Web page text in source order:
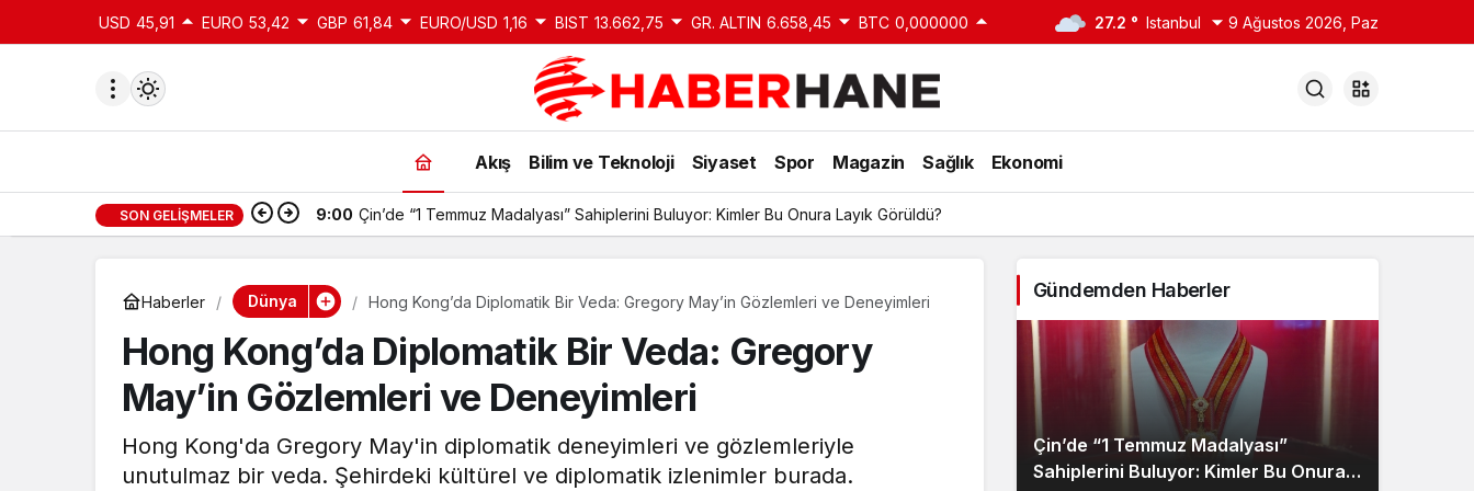
USD 45,91 EURO 53,42 GBP 61,84 EURO/USD 1,16 BIST 13.662,75 GR. ALTIN 6.658,45 BTC 0,000000 27.2 ° Istanbul 9 Ağustos 2026, Paz
Akış Bilim ve Teknoloji Siyaset Spor Magazin Sağlık Ekonomi
SON GELIŞMELER 9:00 Çin’de “1 Temmuz Madalyası” Sahiplerini Buluyor: Kimler Bu Onura Layık Görüldü?
Haberler Dünya Hong Kong’da Diplomatik Bir Veda: Gregory May’in Gözlemleri ve Deneyimleri
Hong Kong’da Diplomatik Bir Veda: Gregory
May’in Gözlemleri ve Deneyimleri
Hong Kong'da Gregory May'in diplomatik deneyimleri ve gözlemleriyle
unutulmaz bir veda. Şehirdeki kültürel ve diplomatik izlenimler burada.
Gündemden Haberler
Çin’de “1 Temmuz Madalyası”
Sahiplerini Buluyor: Kimler Bu Onura